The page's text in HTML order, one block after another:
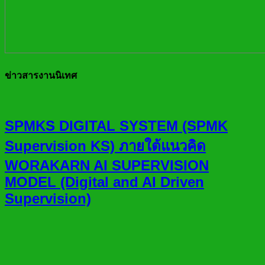
ข่าวสารงานนิเทศ
SPMKS DIGITAL SYSTEM (SPMK
Supervision KS) ภายใต้แนวคิด
WORAKARN AI SUPERVISION
MODEL (Digital and AI Driven
Supervision)